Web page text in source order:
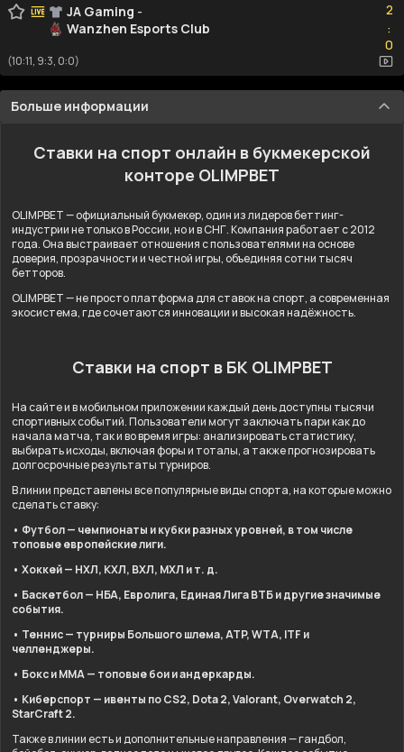
JA Gaming -
Wanzhen Esports Club
2
:0
0
(10:11, 9:3, 0:0)
Больше информации
Ставки на спорт онлайн в букмекерской
конторе OLIMPBET
OLIMPBET — официальный букмекер, один из лидеров беттинг-
индустрии не только в России, но и в СНГ. Компания работает с 2012
года. Она выстраивает отношения с пользователями на основе
доверия, прозрачности и честной игры, объединяя сотни тысяч
бетторов.
OLIMPBET — не просто платформа для ставок на спорт, а современная
экосистема, где сочетаются инновации и высокая надёжность.
Ставки на спорт в БК OLIMPBET
На сайте и в мобильном приложении каждый день доступны тысячи
спортивных событий. Пользователи могут заключать пари как до
начала матча, так и во время игры: анализировать статистику,
выбирать исходы, включая форы и тоталы, а также прогнозировать
долгосрочные результаты турниров.
В линии представлены все популярные виды спорта, на которые можно
сделать ставку:
• Футбол — чемпионаты и кубки разных уровней, в том числе
топовые европейские лиги.
• Хоккей — НХЛ, КХЛ, ВХЛ, МХЛ и т. д.
• Баскетбол — НБА, Евролига, Единая Лига ВТБ и другие значимые
события.
• Теннис — турниры Большого шлема, ATP, WTA, ITF и
челленджеры.
• Бокс и ММА — топовые бои и андеркарды.
• Киберспорт — ивенты по CS2, Dota 2, Valorant, Overwatch 2,
StarCraft 2.
Также в линии есть и дополнительные направления — гандбол,